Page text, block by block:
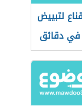
لتبييض
في دقائق